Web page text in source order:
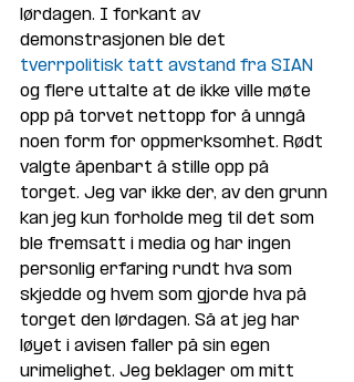
lørdagen. I forkant av
demonstrasjonen ble det
tverrpolitisk tatt avstand fra SIAN
og flere uttalte at de ikke ville møte
opp på torvet nettopp for å unngå
noen form for oppmerksomhet. Rødt
valgte åpenbart å stille opp på
torget. Jeg var ikke der, av den grunn
kan jeg kun forholde meg til det som
ble fremsatt i media og har ingen
personlig erfaring rundt hva som
skjedde og hvem som gjorde hva på
torget den lørdagen. Så at jeg har
løyet i avisen faller på sin egen
urimelighet. Jeg beklager om mitt